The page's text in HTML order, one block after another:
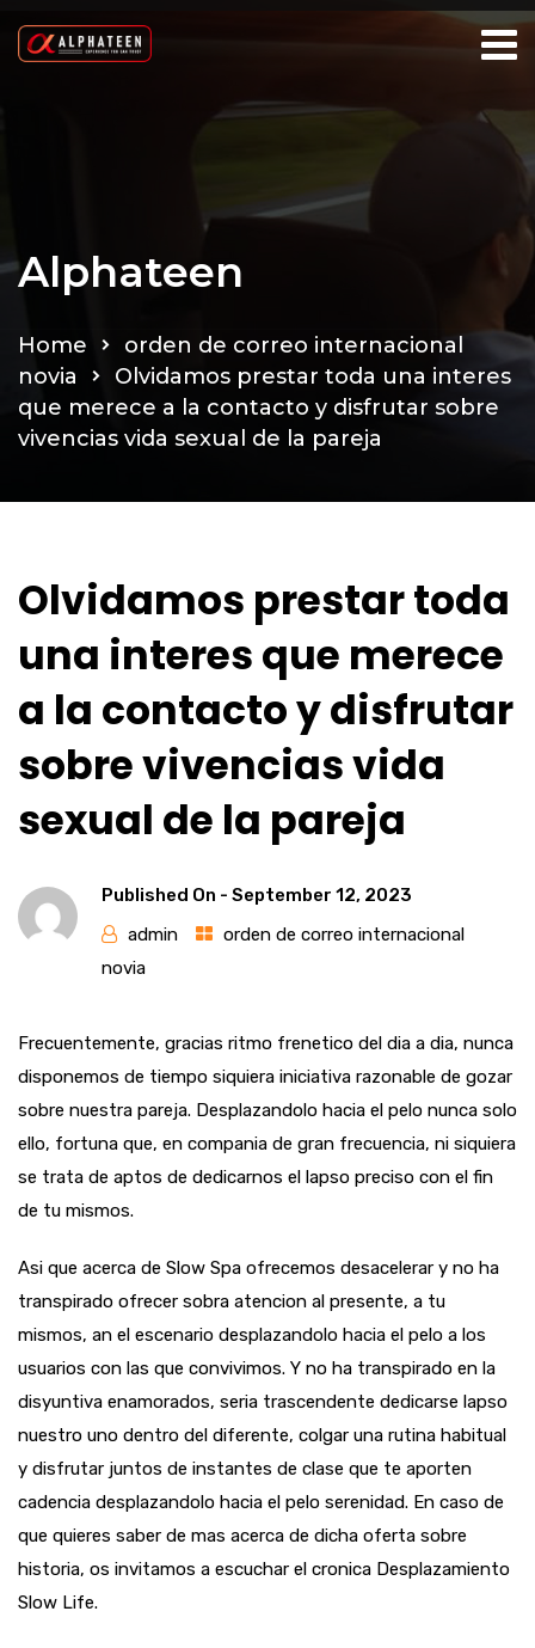
Alphateen
Home
orden de correo internacional
novia
Olvidamos prestar toda una interes
que merece a la contacto y disfrutar sobre
vivencias vida sexual de la pareja
Olvidamos prestar toda
una interes que merece
a la contacto y disfrutar
sobre vivencias vida
sexual de la pareja
Published On - September 12, 2023
admin
orden de correo internacional
novia
Frecuentemente, gracias ritmo frenetico del dia a dia, nunca
disponemos de tiempo siquiera iniciativa razonable de gozar
sobre nuestra pareja. Desplazandolo hacia el pelo nunca solo
ello, fortuna que, en compania de gran frecuencia, ni siquiera
se trata de aptos de dedicarnos el lapso preciso con el fin
de tu mismos.
Asi que acerca de Slow Spa ofrecemos desacelerar y no ha
transpirado ofrecer sobra atencion al presente, a tu
mismos, an el escenario desplazandolo hacia el pelo a los
usuarios con las que convivimos. Y no ha transpirado en la
disyuntiva enamorados, seri­a trascendente dedicarse lapso
nuestro uno dentro del diferente, colgar una rutina habitual
y disfrutar juntos de instantes de clase que te aporten
cadencia desplazandolo hacia el pelo serenidad. En caso de
que quieres saber de mas acerca de dicha oferta sobre
historia, os invitamos a escuchar el cronica Desplazamiento
Slow Life.